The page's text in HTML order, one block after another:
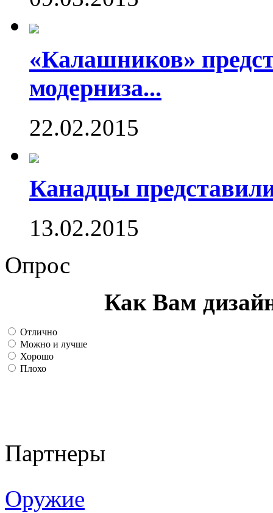
«Калашников»
модерниза...
22.02.2015
Канадцы
13.02.2015
Опрос
Как Вам
Отлично
Можно и лучше
Хорошо
Плохо
Партнеры
Оружие